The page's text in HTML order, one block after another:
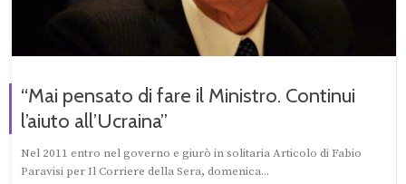
“Mai pensato di fare il Ministro. Continui
l’aiuto all’Ucraina”
Nel 2011 entro nel governo e giurò in solitaria Articolo di Fabio
Paravisi per Il Corriere della Sera, domenica...